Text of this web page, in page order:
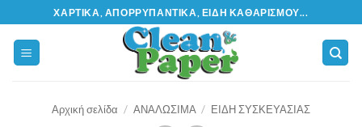
Μετάβαση
στο
περιεχόμενο
ΧΑΡΤΙΚΆ, ΑΠΟΡΡΥΠΑΝΤΙΚΆ, ΕΊΔΗ ΚΑΘΑΡΙΣΜΟΎ...
Αρχική σελίδα / ΑΝΑΛΩΣΙΜΑ / ΕΙΔΗ ΣΥΣΚΕΥΑΣΙΑΣ